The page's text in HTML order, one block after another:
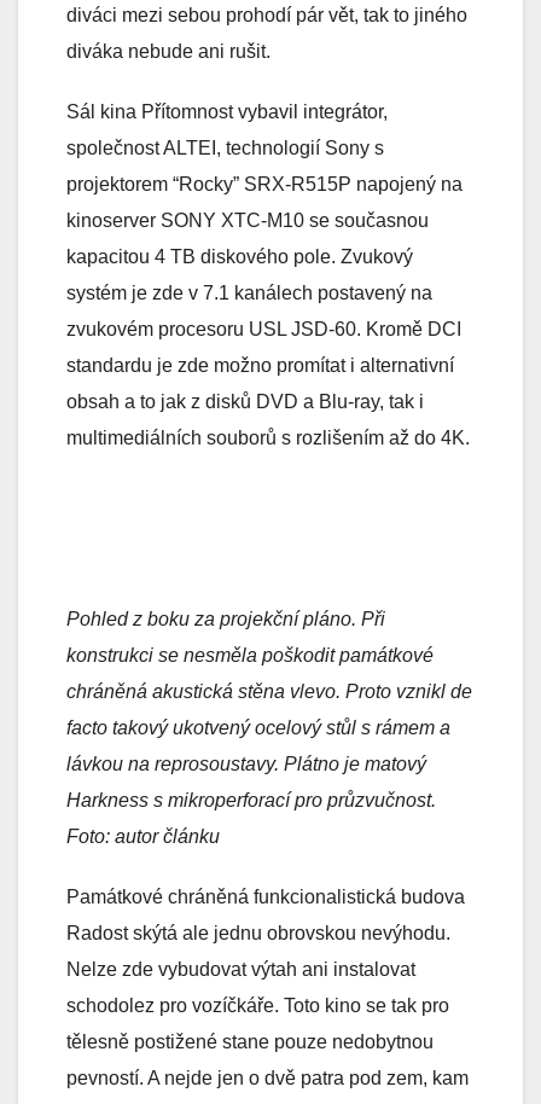
diváci mezi sebou prohodí pár vět, tak to jiného
diváka nebude ani rušit.
Sál kina Přítomnost vybavil integrátor,
společnost ALTEI, technologií Sony s
projektorem “Rocky” SRX-R515P napojený na
kinoserver SONY XTC-M10 se současnou
kapacitou 4 TB diskového pole. Zvukový
systém je zde v 7.1 kanálech postavený na
zvukovém procesoru USL JSD-60. Kromě DCI
standardu je zde možno promítat i alternativní
obsah a to jak z disků DVD a Blu-ray, tak i
multimediálních souborů s rozlišením až do 4K.
Pohled z boku za projekční pláno. Při
konstrukci se nesměla poškodit památkové
chráněná akustická stěna vlevo. Proto vznikl de
facto takový ukotvený ocelový stůl s rámem a
lávkou na reprosoustavy. Plátno je matový
Harkness s mikroperforací pro průzvučnost.
Foto: autor článku
Památkové chráněná funkcionalistická budova
Radost skýtá ale jednu obrovskou nevýhodu.
Nelze zde vybudovat výtah ani instalovat
schodolez pro vozíčkáře. Toto kino se tak pro
tělesně postižené stane pouze nedobytnou
pevností. A nejde jen o dvě patra pod zem, kam